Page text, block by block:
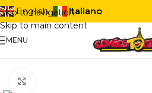
Skip to navigation
Skip to main content
English Italiano
MENU